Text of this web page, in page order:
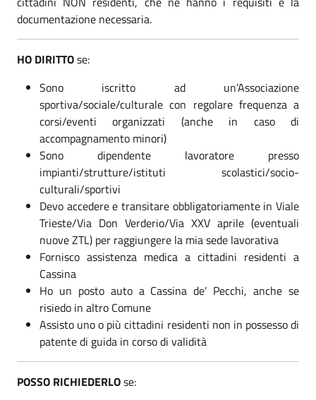
documentazione necessaria.
HO DIRITTOse:
Sono iscritto ad un’Associazione
sportiva/sociale/culturale con regolare frequenza a
corsi/eventi organizzati (anche in caso di
accompagnamento minori)
Sono dipendente lavoratore presso
impianti/strutture/istituti scolastici/socio-
culturali/sportivi
Devo accedere e transitare obbligatoriamente in Viale
Trieste/Via Don Verderio/Via XXV aprile (eventuali
nuove ZTL) per raggiungere la mia sede lavorativa
Fornisco assistenza medica a cittadini residenti a
Cassina
Ho un posto auto a Cassina de’ Pecchi, anche se
risiedo in altro Comune
Assisto uno o più cittadini residenti non in possesso di
patente di guida in corso di validità
POSSO RICHIEDERLOse: